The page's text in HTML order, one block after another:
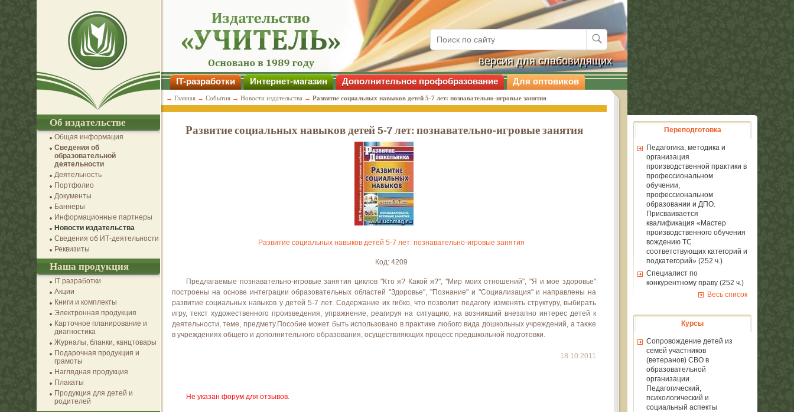
Переподготовка
Педагогика, методика и
организация
производственной практики в
профессиональном
обучении,
профессиональном
образовании и ДПО.
Присваивается
квалификация «Мастер
производственного обучения
вождению ТС
соответствующих категорий и
подкатегорий» (252 ч.)
Специалист по
конкурентному праву (252 ч.)
Весь список
Курсы
Сопровождение детей из
семей участников
(ветеранов) СВО в
образовательной
организации.
Педагогический,
психологический и
социальный аспекты
Развитие социальных навыков детей 5-7 лет: познавательно-игровые занятия
Развитие социальных навыков детей 5-7 лет: познавательно-игровые занятия
Код: 4209
Предлагаемые познавательно-игровые занятия циклов "Кто я? Какой я?", "Мир моих отношений", "Я и мое здоровье"
построены на основе интеграции образовательных областей "Здоровье", "Познание" и "Социализация" и направлены на
развитие социальных навыков у детей 5-7 лет. Содержание их гибко, что позволит педагогу изменять структуру, выбирать
игру, текст художественного произведения, упражнение, реагируя на ситуацию, на возникший внезапно интерес детей к
деятельности, теме, предмету.Пособие может быть использовано в практике любого вида дошкольных учреждений, а также
в учреждениях общего и дополнительного образования, осуществляющих процесс предшкольной подготовки.
18.10.2011
Не указан форум для отзывов.
версия для слабовидящих
IT-разработки Интернет-магазин Дополнительное профобразование Для оптовиков
→ Главная → События → Новости издательства → Развитие социальных навыков детей 5-7 лет: познавательно-игровые занятия
Об издательстве
Общая информация
Сведения об
образовательной
деятельности
Деятельность
Портфолио
Документы
Баннеры
Информационные партнеры
Новости издательства
Сведения об ИТ-деятельности
Реквизиты
Наша продукция
IT разработки
Акции
Книги и комплекты
Электронная продукция
Карточное планирование и
диагностика
Журналы, бланки, канцтовары
Подарочная продукция и
грамоты
Наглядная продукция
Плакаты
Продукция для детей и
родителей